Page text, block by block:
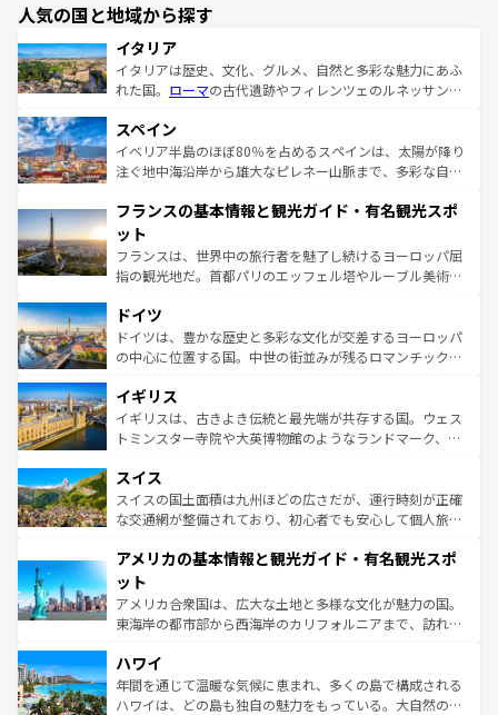
人気の国と地域から探す
イタリア
イタリアは歴史、文化、グルメ、自然と多彩な魅力にあふ
れた国。 ローマの古代遺跡やフィレンツェのルネッサンス
ろん、トスカーナの美しい田園風景やアマルフィ海岸の絶
景など、自然景観も見逃せない。観光の合間には、本場の
ピザやパスタなど、絶品のイタリア料理を堪能することも
ませてくれるイタリアで、忘れられない旅をしてみよう！
なお、新着のイタリア情報は
しい。
スペイン
イベリア半島のほぼ80％を占めるスペインは、太陽が降り
注ぐ地中海沿岸から雄大なピレネー山脈まで、多彩な自然
文化が根付くこの国では、情熱的なフラメンコ、熱気あふ
れる闘牛、そして美味しいタパスが生活の一部となってい
る。首都マドリードの洗練された雰囲気や、バルセロナの
アートに溢れた街角から、地方では古代ローマ遺跡や中世
せる。地方によって風土や気候が異なるスペインはその個
性で訪れる人を魅了する。 なお、新着のスペイン情報は コ
ンテンツ一覧を参照してほしい。
フランスの基本情報と観光ガイド・有名観光スポ
ット
フランスは、世界中の旅行者を魅了し続けるヨーロッパ屈
指の観光地だ。首都パリのエッフェル塔やルーブル美術館
で、幅広い魅力が詰まっている。華麗な宮殿、歴史的な大
聖堂、美しいビーチ、そして豊かな自然が、訪れる者を心
から魅了する。また、フランスは美食の国としても知ら
いる。シャンパンの発祥地であるランス、プロヴァンスの
香り高いラベンダー畑など、多彩な楽しみ方が可能だ。さ
らに、パリ以外の地域にも魅力が溢れており、どの街角に
れる地方に足を運ぶとそれぞれで全く異なる文化を体験で
きるだろう。 なお、新着のフランス情報はコンテンツ一覧
を参照してほしい。
ドイツ
ドイツは、豊かな歴史と多彩な文化が交差するヨーロッパ
の中心に位置する国。中世の街並みが残るロマンチック街
顔を持つこの国は、どこを歩いても飽きることがない。ベ
ルリンの文化的活気、バイエルン州のアルプスの絶景、そ
してライン川沿いのワイン畑といった風景は必見。ビール
は、お酒好きな人にはぜひ体験してほしい。 なお、新着の
ドイツ情報はコンテンツ一覧を参照してほしい。
イギリス
イギリスは、古きよき伝統と最先端が共存する国。ウェス
トミンスター寺院や大英博物館のようなランドマーク、歴
リアごとに異なる魅力がある。また、優雅なアフタヌーン
ティー、ビール好きにはたまらない英国パブ、サッカー観
戦など、本場だからこそできる体験も豊富。イギリスを旅
ンツ一覧を参照してほしい。
スイス
スイスの国土面積は九州ほどの広さだが、運行時刻が正確
な交通網が整備されており、初心者でも安心して個人旅行
の建物がそのまま残る町や、スイスならではのユニークな
博物館もあり、アルプス観光だけでなく町歩きも満喫する
ことができる。国民の所得が高いため物価も高いが、旅行
者向けの交通パス提供のサービスもあり、うまく活用すれ
着のスイス情報は
アメリカの基本情報と観光ガイド・有名観光スポ
ット
アメリカ合衆国は、広大な土地と多様な文化が魅力の国。
東海岸の都市部から西海岸のカリフォルニアまで、訪れる
のような巨大都市は、観光、ショッピング、エンターテイ
ンメントが詰まった刺激的なスポットだ。一方、アメリカ
西部には大自然が広がり、グランドキャニオンやイエロー
ハワイ
年間を通じて温暖な気候に恵まれ、多くの島で構成される
ハワイは、どの島も独自の魅力をもっている。大自然の神